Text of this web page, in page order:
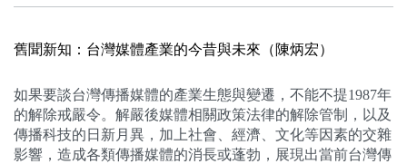
第25屆台灣兒童及少年優質節目活動官網
最新消息
關於我們
監督觀察
舊聞新知：台灣媒體產業的今昔與未來（陳炳宏）
如果要談台灣傳播媒體的產業生態與變遷，不能不提1987年
的解除戒嚴令。解嚴後媒體相關政策法律的解除管制，以及
傳播科技的日新月異，加上社會、經濟、文化等因素的交雜
影響，造成各類傳播媒體的消長或蓬勃，展現出當前台灣傳